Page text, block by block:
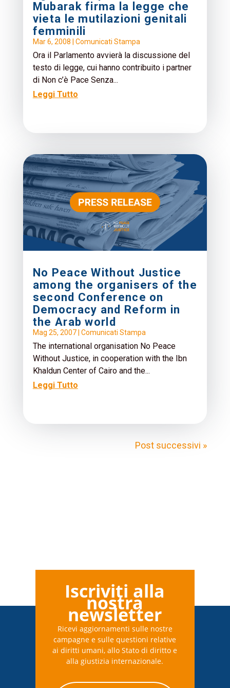
Mubarak firma la legge che
vieta le mutilazioni genitali
femminili
Mar 6, 2008 Comunicati Stampa
Ora il Parlamento avvierà la discussione del
testo di legge, cui hanno contribuito i partner
di Non c’è Pace Senza...
Leggi Tutto
No Peace Without Justice
among the organisers of the
second Conference on
Democracy and Reform in
the Arab world
Mag 25, 2007| Comunicati Stampa
The international organisation No Peace
Without Justice, in cooperation with the Ibn
Khaldun Center of Cairo and the...
Leggi Tutto
Post successivi »
Iscriviti alla
nostra
newsletter
Ricevi aggiornamenti sulle nostre
campagne e sulle questioni relative
ai diritti umani, allo Stato di diritto e
alla giustizia internazionale.